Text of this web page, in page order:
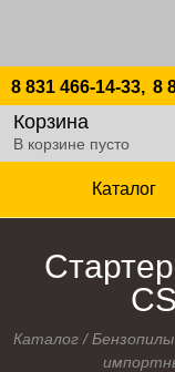
8 831 466-14-33, 8
Корзина
В корзине пусто
Каталог
Каталог /Бензопилы